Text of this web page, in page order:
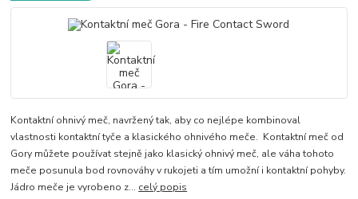
Kontaktní ohnivý meč, navržený tak, aby co nejlépe kombinoval
vlastnosti kontaktní tyče a klasického ohnivého meče. Kontaktní meč od
Gory můžete používat stejně jako klasický ohnivý meč, ale váha tohoto
meče posunula bod rovnováhy v rukojeti a tím umožní i kontaktní pohyby.
Jádro meče je vyrobeno z... celý popis